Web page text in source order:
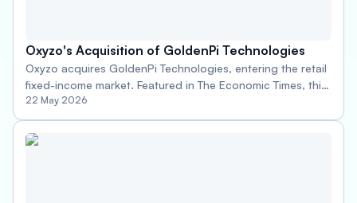
Oxyzo's Acquisition of GoldenPi Technologies
Oxyzo acquires GoldenPi Technologies, entering the retail
fixed-income market. Featured in The Economic Times, this
marks a bold new chapter in Oxyzo's financial services
journey.
22 May 2026